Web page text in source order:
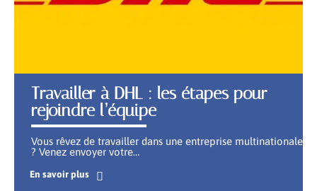
Travailler à DHL : les étapes pour
rejoindre l’équipe
Vous rêvez de travailler dans une entreprise multinationale
? Venez envoyer votre…
En savoir plus